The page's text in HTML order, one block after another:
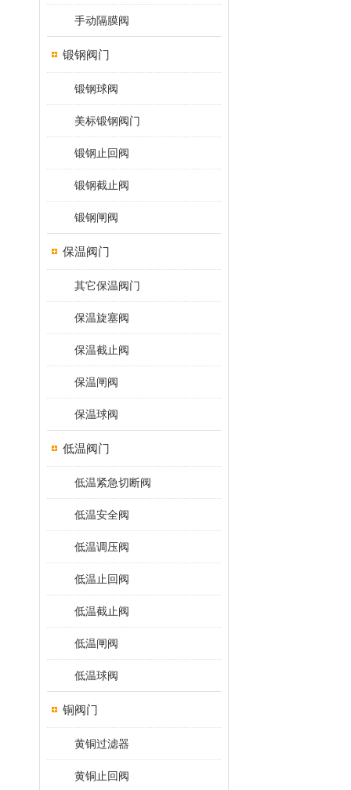
手动隔膜阀
锻钢阀门
锻钢球阀
美标锻钢阀门
锻钢止回阀
锻钢截止阀
锻钢闸阀
保温阀门
其它保温阀门
保温旋塞阀
保温截止阀
保温闸阀
保温球阀
低温阀门
低温紧急切断阀
低温安全阀
低温调压阀
低温止回阀
低温截止阀
低温闸阀
低温球阀
铜阀门
黄铜过滤器
黄铜止回阀